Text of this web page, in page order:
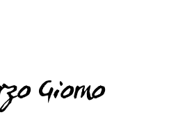
Giorno